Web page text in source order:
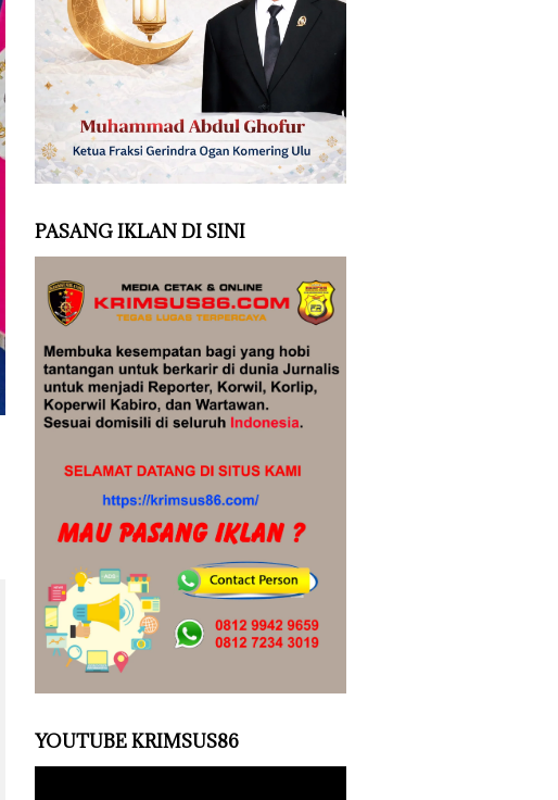
PASANG IKLAN DI SINI
YOUTUBE KRIMSUS86